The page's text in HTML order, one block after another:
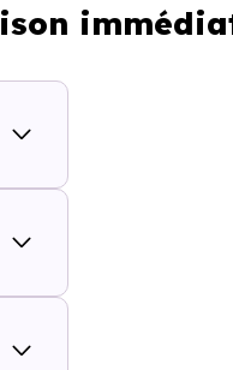
de calendrier ou
peut vous faire